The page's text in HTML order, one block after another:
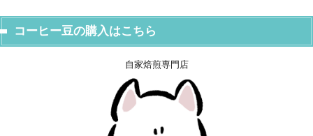
コーヒー豆の購入はこちら
自家焙煎専門店